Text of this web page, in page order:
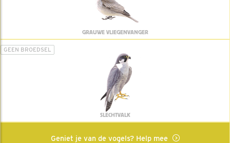
GRAUWE VLIEGENVANGER
GEEN BROEDSEL
SLECHTVALK
Geniet je van de vogels? Help mee